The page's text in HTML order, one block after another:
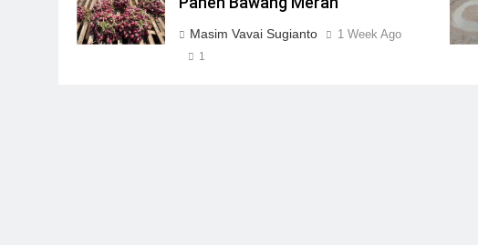
Masim Vavai Sugianto 1 Week Ago
1